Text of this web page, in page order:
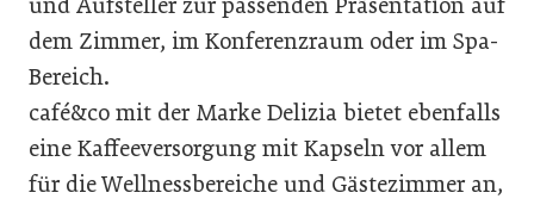
dem Zimmer, im Konferenzraum oder im Spa-
Bereich.
café&co mit der Marke Delizia bietet ebenfalls
eine Kaffeeversorgung mit Kapseln vor allem
für die Wellnessbereiche und Gästezimmer an,